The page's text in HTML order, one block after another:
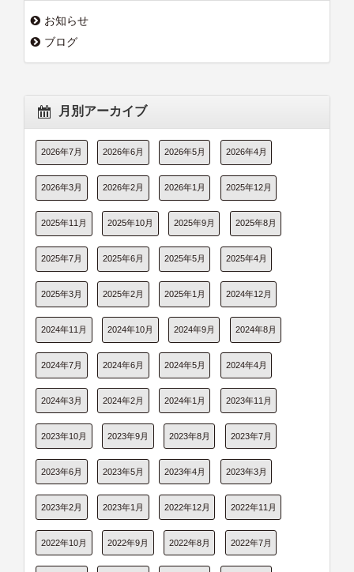
お知らせ
ブログ
月別アーカイブ
2026年7月 2026年6月 2026年5月 2026年4月
2026年3月 2026年2月 2026年1月 2025年12月
2025年11月 2025年10月 2025年9月 2025年8月
2025年7月 2025年6月 2025年5月 2025年4月
2025年3月 2025年2月 2025年1月 2024年12月
2024年11月 2024年10月 2024年9月 2024年8月
2024年7月 2024年6月 2024年5月 2024年4月
2024年3月 2024年2月 2024年1月 2023年11月
2023年10月 2023年9月 2023年8月 2023年7月
2023年6月 2023年5月 2023年4月 2023年3月
2023年2月 2023年1月 2022年12月 2022年11月
2022年10月 2022年9月 2022年8月 2022年7月